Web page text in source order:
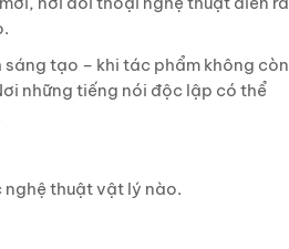
tạo – khi tác phẩm không còn
những tiếng nói độc lập có thể
thuật vật lý nào.